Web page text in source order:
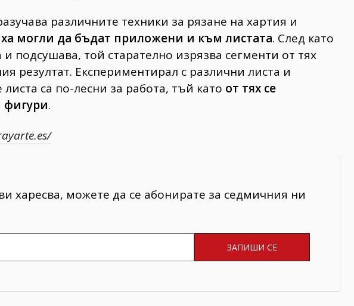
различните техники за рязане на хартия и
могли да бъдат приложени и към листата. След като
подсушава, той старателно изрязва сегменти от тях
резултат. Експериментирал с различни листа и
листа са по-лесни за работа, тъй като от тях се
фигури.
харесва, можете да се абонирате за седмичния ни